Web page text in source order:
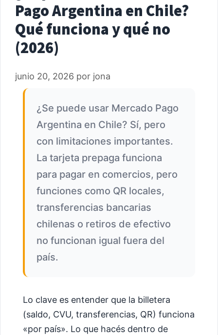
Pago Argentina en Chile?
Qué funciona y qué no
(2026)
junio 20, 2026 por jona
¿Se puede usar Mercado Pago
Argentina en Chile? Sí, pero
con limitaciones importantes.
La tarjeta prepaga funciona
para pagar en comercios, pero
funciones como QR locales,
transferencias bancarias
chilenas o retiros de efectivo
no funcionan igual fuera del
país.
Lo clave es entender que la billetera
(saldo, CVU, transferencias, QR) funciona
«por país». Lo que hacés dentro de